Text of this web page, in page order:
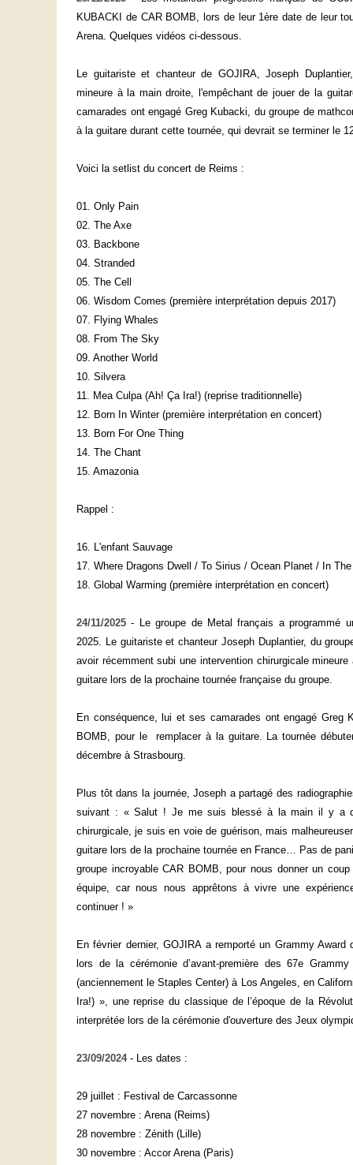
KUBACKI de CAR BOMB, lors de leur 1ère date de leur
Arena. Quelques vidéos ci-dessous.
Le guitariste et chanteur de GOJIRA, Joseph
mineure à la main droite, l'empêchant de jouer de la
camarades ont engagé Greg Kubacki, du groupe de
à la guitare durant cette tournée, qui devrait se terminer le
Voici la setlist du concert de Reims :
01. Only Pain
02. The Axe
03. Backbone
04. Stranded
05. The Cell
06. Wisdom Comes (première interprétation depuis 2017)
07. Flying Whales
08. From The Sky
09. Another World
10. Silvera
11. Mea Culpa (Ah! Ça Ira!) (reprise traditionnelle)
12. Born In Winter (première interprétation en concert)
13. Born For One Thing
14. The Chant
15. Amazonia
Rappel :
16. L'enfant Sauvage
17. Where Dragons Dwell / To Sirius / Ocean Planet / In
18. Global Warming (première interprétation en concert)
24/11/2025 - Le groupe de Metal français a programmé
2025. Le guitariste et chanteur Joseph Duplantier, du
avoir récemment subi une intervention chirurgicale
guitare lors de la prochaine tournée française du groupe.
En conséquence, lui et ses camarades ont engagé Greg
BOMB, pour le remplacer à la guitare. La tournée
décembre à Strasbourg.
Plus tôt dans la journée, Joseph a partagé des
suivant : « Salut ! Je me suis blessé à la main il y a
chirurgicale, je suis en voie de guérison, mais
guitare lors de la prochaine tournée en France… Pas de
groupe incroyable CAR BOMB, pour nous donner un
équipe, car nous nous apprêtons à vivre une
continuer ! »
En février dernier, GOJIRA a remporté un Grammy
lors de la cérémonie d’avant-première des 67e
(anciennement le Staples Center) à Los Angeles, en
Ira!) », une reprise du classique de l’époque de la
interprétée lors de la cérémonie d'ouverture des Jeux
23/09/2024- Les dates :
29 juillet : Festival de Carcassonne
27 novembre : Arena (Reims)
28 novembre : Zénith (Lille)
30 novembre : Accor Arena (Paris)